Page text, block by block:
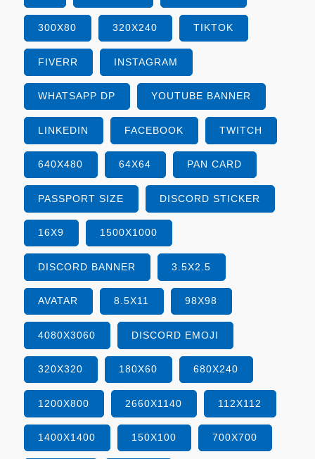
300X80 320X240 TIKTOK
FIVERR INSTAGRAM
WHATSAPP DP YOUTUBE BANNER
LINKEDIN FACEBOOK TWITCH
640X480 64X64 PAN CARD
PASSPORT SIZE DISCORD STICKER
16X9 1500X1000
DISCORD BANNER 3.5X2.5
AVATAR 8.5X11 98X98
4080X3060 DISCORD EMOJI
320X320 180X60 680X240
1200X800 2660X1140 112X112
1400X1400 150X100 700X700